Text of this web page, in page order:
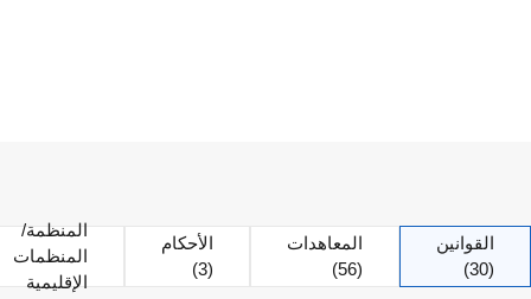
القوانين
المعاهدات
الأحكام
المنظمة/
المنظمات
الإقليمية